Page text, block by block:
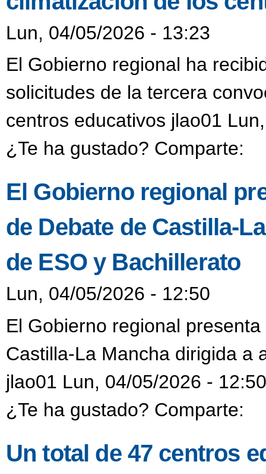
Lun, 04/05/2026 - 13:23
El Gobierno regional ha
solicitudes de la tercera
centros educativos jlao01
¿Te ha gustado? Comparte:
El Gobierno regional
de Debate de Castilla-
de ESO y Bachillerato
Lun, 04/05/2026 - 12:50
El Gobierno regional
Castilla-La Mancha dirigida a
jlao01 Lun, 04/05/2026 - 12:50
¿Te ha gustado? Comparte:
Un total de 47 centros